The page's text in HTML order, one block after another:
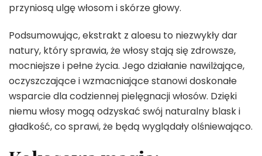
przyniosą ulgę włosom i skórze głowy.
Podsumowując, ekstrakt z aloesu to niezwykły dar
natury, który sprawia, że włosy stają się zdrowsze,
mocniejsze i pełne życia. Jego działanie nawilżające,
oczyszczające i wzmacniające stanowi doskonałe
wsparcie dla codziennej pielęgnacji włosów. Dzięki
niemu włosy mogą odzyskać swój naturalny blask i
gładkość, co sprawi, że będą wyglądały olśniewająco.